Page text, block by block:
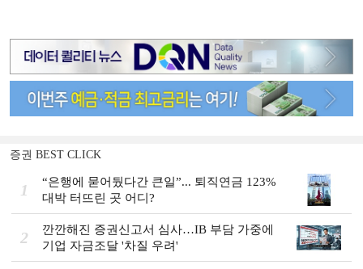
증권 BEST CLICK
1
“은행에 묻어뒀다간 큰일”... 퇴직연금 123%
대박 터뜨린 곳 어디?
2
깐깐해진 증권신고서 심사…IB 부담 가중에
기업 자금조달 '차질 우려'